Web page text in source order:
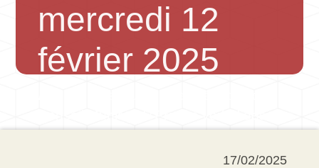
mercredi 12
février 2025
17/02/2025